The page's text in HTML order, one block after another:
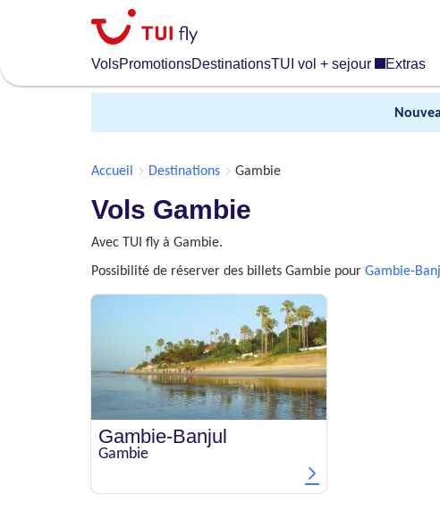
content
VolsPromotionsDestinationsTUI vol + sejour Extras
Accueil Destinations Gambie
Vols Gambie
Avec TUI fly à Gambie.
Possibilité de réserver des billets Gambie pour Gambie-
Gambie-Banjul
Gambie